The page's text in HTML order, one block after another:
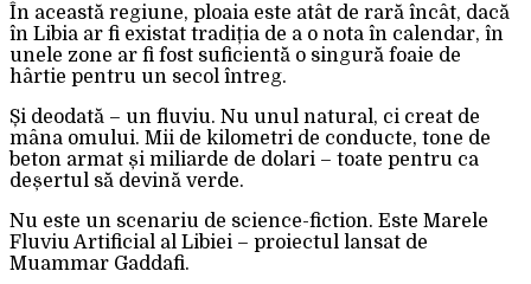
În această regiune, ploaia este atât de rară încât, dacă
în Libia ar fi existat tradiția de a o nota în calendar, în
unele zone ar fi fost suficientă o singură foaie de
hârtie pentru un secol întreg.
Și deodată – un fluviu. Nu unul natural, ci creat de
mâna omului. Mii de kilometri de conducte, tone de
beton armat și miliarde de dolari – toate pentru ca
deșertul să devină verde.
Nu este un scenariu de science-fiction. Este Marele
Fluviu Artificial al Libiei – proiectul lansat de
Muammar Gaddafi.